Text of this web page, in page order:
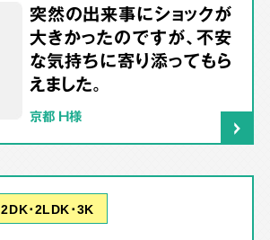
突然の出来事にショックが
大きかったのですが、不安
な気持ちに寄り添ってもら
えました。
京都 H様
2DK･2LDK･3K